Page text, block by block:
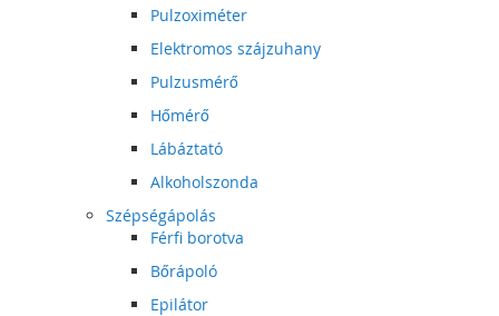
Pulzoximéter
Elektromos szájzuhany
Pulzusmérő
Hőmérő
Lábáztató
Alkoholszonda
Szépségápolás
Férfi borotva
Bőrápoló
Epilátor